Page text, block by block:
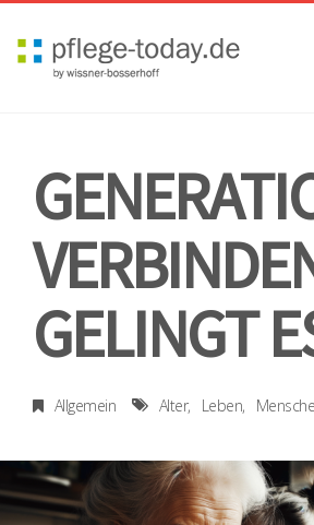
GELINGT
Allgemein Alter Leben